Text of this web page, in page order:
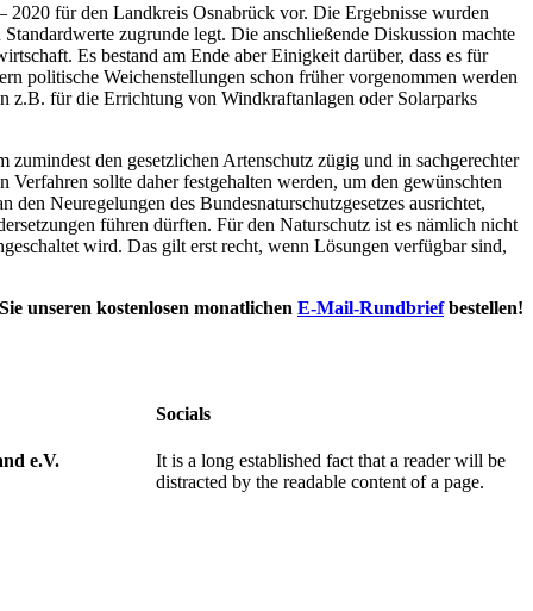
für den Landkreis Osnabrück vor. Die Ergebnisse wurden
zugrunde legt. Die anschließende Diskussion machte
Es bestand am Ende aber Einigkeit darüber, dass es für
politische Weichenstellungen schon früher vorgenommen werden
z.B. für die Errichtung von Windkraftanlagen oder Solarparks
den gesetzlichen Artenschutz zügig und in sachgerechter
sollte daher festgehalten werden, um den gewünschten
Neuregelungen des Bundesnaturschutzgesetzes ausrichtet,
führen dürften. Für den Naturschutz ist es nämlich nicht
wird. Das gilt erst recht, wenn Lösungen verfügbar sind,
unseren kostenlosen monatlichen E-Mail-Rundbriefbestellen!
e.V.
Socials
It is a long established fact that a reader will be
distracted by the readable content of a page.